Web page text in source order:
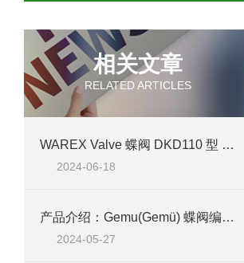
相关文章
RELATED ARTICLES
WAREX Valve 蝶阀 DKD110 型 DN 200 技术介绍
2024-06-18
产品介绍：Gemu(Gemü) 蝶阀编号 d75 R481 65W332A1EL1
2024-05-27